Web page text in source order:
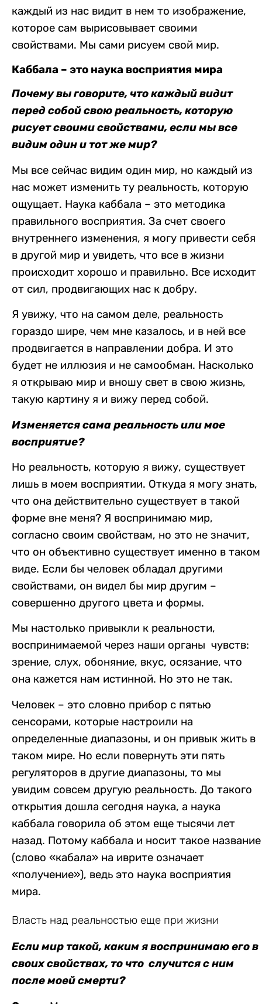
каждый из нас видит в нем то изображение,
которое сам вырисовывает своими
свойствами. Мы сами рисуем свой мир.
Каббала – это наука восприятия мира
Почему вы говорите, что каждый видит
перед собой свою реальность, которую
рисует своими свойствами, если мы все
видим один и тот же мир?
Мы все сейчас видим один мир, но каждый из
нас может изменить ту реальность, которую
ощущает. Наука каббала – это методика
правильного восприятия. За счет своего
внутреннего изменения, я могу привести себя
в другой мир и увидеть, что все в жизни
происходит хорошо и правильно. Все исходит
от сил, продвигающих нас к добру.
Я увижу, что на самом деле, реальность
гораздо шире, чем мне казалось, и в ней все
продвигается в направлении добра. И это
будет не иллюзия и не самообман. Насколько
я открываю мир и вношу свет в свою жизнь,
такую картину я и вижу перед собой.
Изменяется сама реальность или мое
восприятие?
Но реальность, которую я вижу, существует
лишь в моем восприятии. Откуда я могу знать,
что она действительно существует в такой
форме вне меня? Я воспринимаю мир,
согласно своим свойствам, но это не значит,
что он объективно существует именно в таком
виде. Если бы человек обладал другими
свойствами, он видел бы мир другим –
совершенно другого цвета и формы.
Мы настолько привыкли к реальности,
воспринимаемой через наши органы чувств:
зрение, слух, обоняние, вкус, осязание, что
она кажется нам истинной. Но это не так.
Человек – это словно прибор с пятью
сенсорами, которые настроили на
определенные диапазоны, и он привык жить в
таком мире. Но если повернуть эти пять
регуляторов в другие диапазоны, то мы
увидим совсем другую реальность. До такого
открытия дошла сегодня наука, а наука
каббала говорила об этом еще тысячи лет
назад. Потому каббала и носит такое название
(слово «кабала» на иврите означает
«получение»), ведь это наука восприятия
мира.
Власть над реальностью еще при жизни
Если мир такой, каким я воспринимаю его в
своих свойствах, то что случится с ним
после моей смерти?